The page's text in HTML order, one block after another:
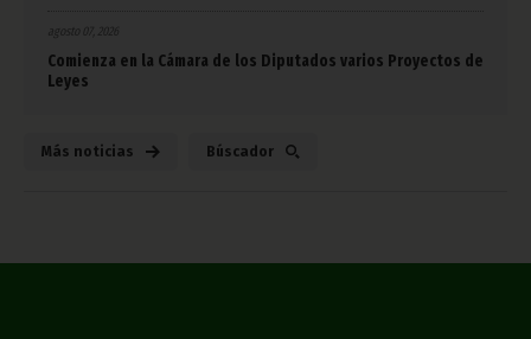
agosto 07, 2026
Comienza en la Cámara de los Diputados varios Proyectos de
Leyes
Más noticias Búscador